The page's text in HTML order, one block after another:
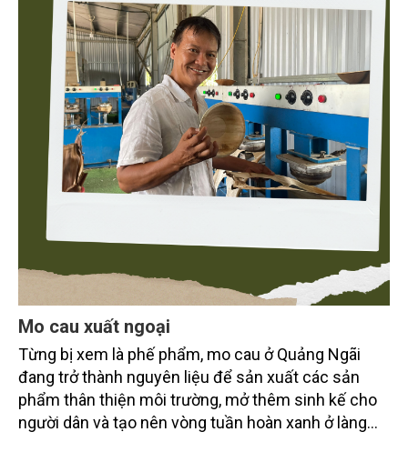
Mo cau xuất ngoại
Từng bị xem là phế phẩm, mo cau ở Quảng Ngãi
đang trở thành nguyên liệu để sản xuất các sản
phẩm thân thiện môi trường, mở thêm sinh kế cho
người dân và tạo nên vòng tuần hoàn xanh ở làng